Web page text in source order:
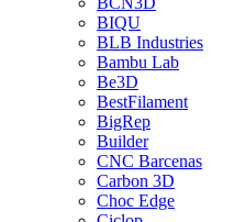
BIQU
BLB Industries
Bambu Lab
Be3D
BestFilament
BigRep
Builder
CNC Barcenas
Carbon 3D
Choc Edge